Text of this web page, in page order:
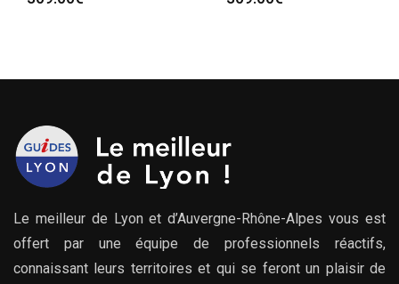
Le meilleur de Lyon et d’Auvergne-Rhône-Alpes vous est
offert par une équipe de professionnels réactifs,
connaissant leurs territoires et qui se feront un plaisir de